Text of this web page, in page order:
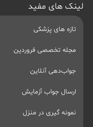
لینک های مفید
تازه های پزشکی
مجله تخصصی فروردین
جواب‌دهی آنلاین
ارسال جواب آزمایش
نمونه گیری در منزل